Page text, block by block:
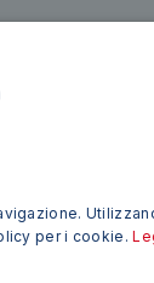
per i cookie.